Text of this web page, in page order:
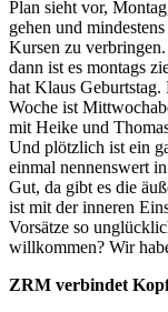
Plan sieht vor,
gehen und
Kursen zu
dann ist es montags
hat Klaus Geburtstag.
Woche ist
mit Heike und
Und plötzlich ist ein
einmal nennenswert
Gut, da gibt es die
ist mit der inneren
Vorsätze so
willkommen? Wir
ZRM verbindet